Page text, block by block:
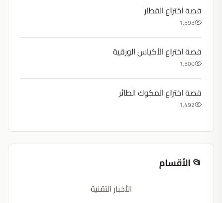
قصة اختراع القطار
1,593
قصة اختراع الأكياس الورقية
1,500
قصة اختراع المكوك الطائر
1,492
📂 الأقسام
الأخبار التقنية